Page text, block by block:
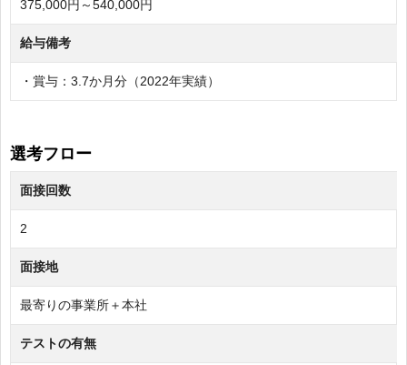
375,000円～540,000円
給与備考
・賞与：3.7か月分（2022年実績）
選考フロー
面接回数
2
面接地
最寄りの事業所＋本社
テストの有無